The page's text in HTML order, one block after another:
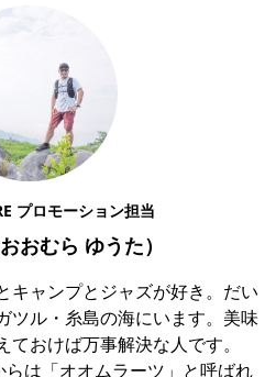
プロモーション担当
おむら ゆうた）
キャンプとジャズが好き。だい
ツル・糸島の海にいます。美味
おけば万事解決な人です。
は「オオムラーツ」と呼ばれ